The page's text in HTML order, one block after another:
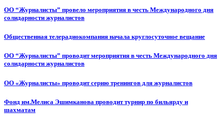
ОО “Журналисты” провело мероприятия в честь Международного дня
солидарности журналистов
Общественная телерадиокомпания начала круглосуточное вещание
ОО “Журналисты” проводит мероприятия в честь Международного дня
солидарности журналистов
ОО «Журналисты» проводит серию тренингов для журналистов
Фонд им.Мелиса Эшимканова проводит турнир по бильярду и
шахматам